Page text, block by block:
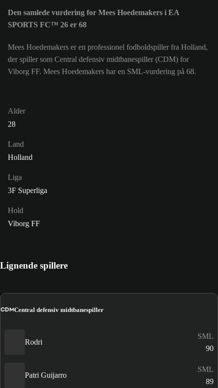
Den samlede vurdering for Mees Hoedemakers i EA
SPORTS FC™ 26 er 68
Mees Hoedemakers er en professionel fodboldspiller fra Holland,
der spiller som Central defensiv midtbanespiller (CDM) for
Viborg FF. Mees Hoedemakers har en SML-vurdering på 68.
Alder
28
Land
Holland
Liga
3F Superliga
Hold
Viborg FF
Lignende spillere
CDMCentral defensiv midtbanespiller
Rodri
SML
90
Patri Guijarro
SML
89